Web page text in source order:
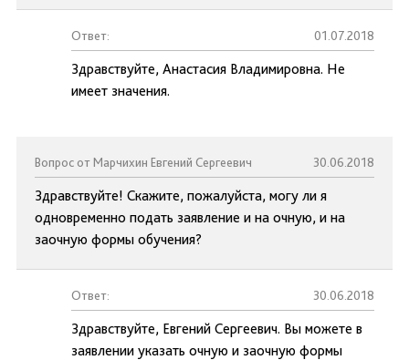
Ответ: 01.07.2018
Здравствуйте, Анастасия Владимировна. Не
имеет значения.
Вопрос от Марчихин Евгений Сергеевич 30.06.2018
Здравствуйте! Скажите, пожалуйста, могу ли я
одновременно подать заявление и на очную, и на
заочную формы обучения?
Ответ: 30.06.2018
Здравствуйте, Евгений Сергеевич. Вы можете в
заявлении указать очную и заочную формы